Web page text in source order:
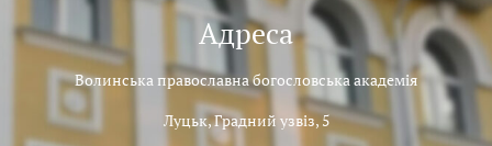
Адреса
Волинська православна богословська академія
Луцьк, Градний узвіз, 5